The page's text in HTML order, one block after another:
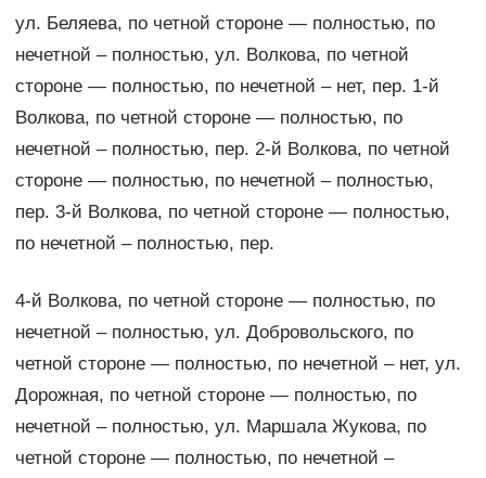
ул. Беляева, по четной стороне — полностью, по
нечетной – полностью, ул. Волкова, по четной
стороне — полностью, по нечетной – нет, пер. 1-й
Волкова, по четной стороне — полностью, по
нечетной – полностью, пер. 2-й Волкова, по четной
стороне — полностью, по нечетной – полностью,
пер. 3-й Волкова, по четной стороне — полностью,
по нечетной – полностью, пер.
4-й Волкова, по четной стороне — полностью, по
нечетной – полностью, ул. Добровольского, по
четной стороне — полностью, по нечетной – нет, ул.
Дорожная, по четной стороне — полностью, по
нечетной – полностью, ул. Маршала Жукова, по
четной стороне — полностью, по нечетной –